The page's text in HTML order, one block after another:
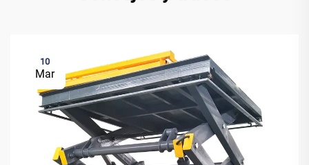
10
Mar